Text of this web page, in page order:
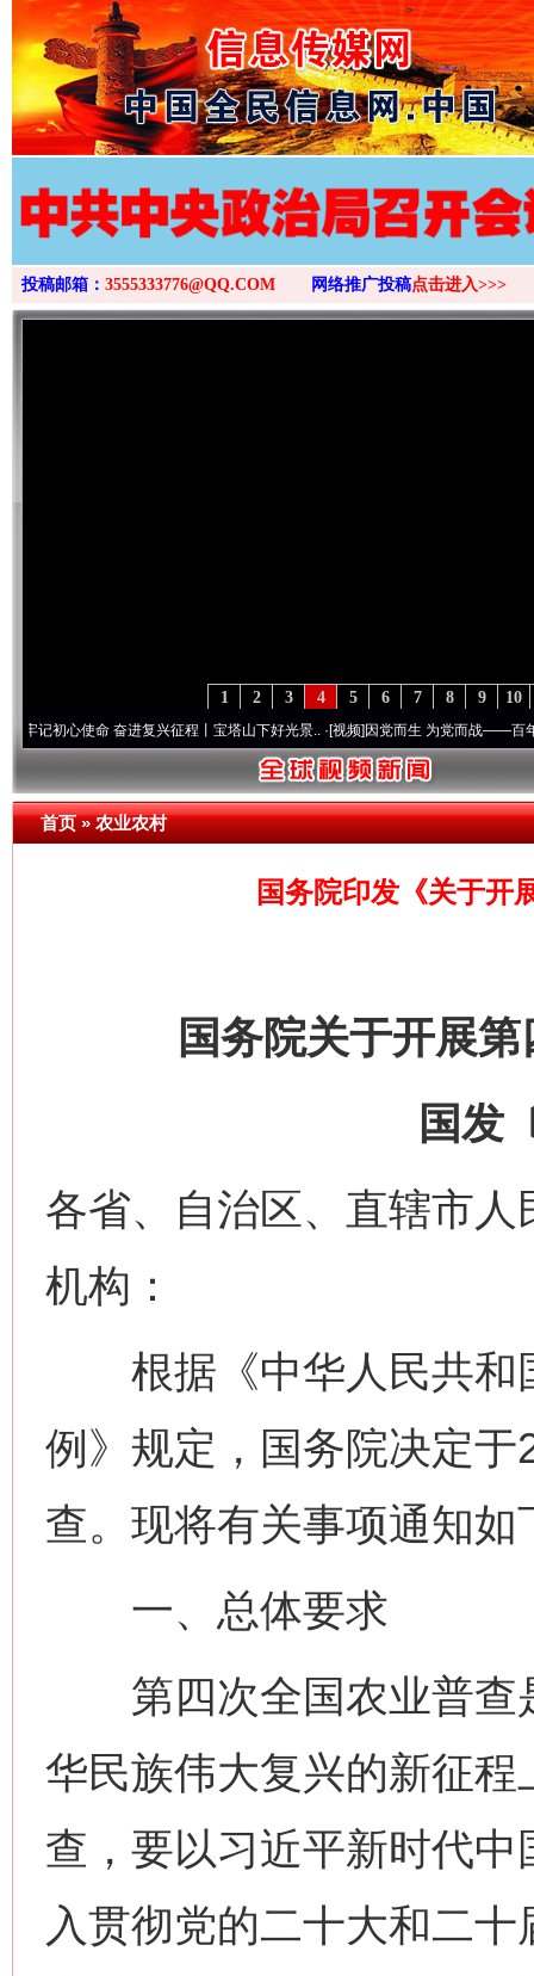
>
投稿邮箱： 3555333776@QQ.COM 网络推广投稿点击进入>>>
10
9
8
7
6
5
4
3
2
1
使命 奋进复兴征程丨宝塔山下好光景..·[视频]因党而生 为党而战——百年“纪”事⑧
首页»农业农村
国务院印发《关于开
国务院关于开展
国发
各省、自治区、直辖市
机构：
根据《中华人民共和
例》规定，国务院决定
查。现将有关事项通知如
一、总体要求
第四次全国农业普查
华民族伟大复兴的新征
查，要以习近平新时代
入贯彻党的二十大和二